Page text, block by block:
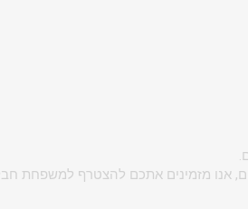
אנו מזמינים אתכם להצטרף למשפחת